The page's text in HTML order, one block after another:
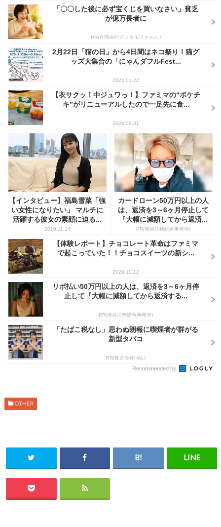
「〇〇した後に必ず宝くじを買いなさい」貧乏
が億万長者に
PR(合同会社デジタルファーム )
2月22日「猫の日」から4日間はネコ祭り！猫グ
ッズ大集合の「にゃんダフルFest...
2024.01.22
【衣サクッ！中ジュワっ！】ファミマの“ポケチ
キ”がリニューアルしたので一足先に食...
2020.08.31
【インタビュー】福島雪菜「強
い女性になりたい」 マルチに
活躍する彼女の素顔に迫る...
2019.11.14
カードローン50万円以上の人
は、返済を3～6ヶ月停止して
『大幅に減額してから返済...
PR(渋谷法務総合事務所)
【体験レポート】チョコレート革命はファミマ
で起こっていた！！チョコスイーツの新シ...
2020.10.12
リボ払い50万円以上の人は、返済を3～6ヶ月停
止して『大幅に減額してから返済する...
PR(渋谷法務総合事務所)
「たばこ税なし」思わぬ朗報に喫煙者が群がる
新型タバコ
PR(株式会社HAL)
Recommended by
OTHER